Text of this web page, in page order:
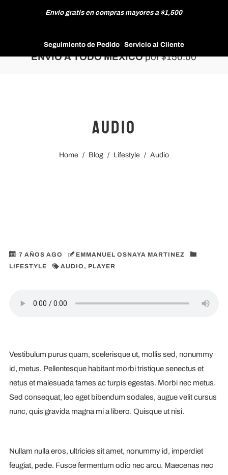
Envío gratis en compras mayores a $1,500
Seguimiento de Pedido Servicio al Cliente
TIENDAS
ENVÍO A TODO MÉXICOpor $150.00
Audio
Home / Blog / Lifestyle / Audio
7 AÑOS AGO
EMMANUEL OSNAYA MARTINEZ
LIFESTYLE
AUDIO , PLAYER
Vestibulum purus quam, scelerisque ut, mollis sed, nonummy
id, metus. Pellentesque habitant morbi tristique senectus et
netus et malesuada fames ac turpis egestas. Morbi nec metus.
Sed consequat, leo eget bibendum sodales, augue velit cursus
nunc, quis gravida magna mi a libero. Quisque ut nisi.
Nullam nulla eros, ultricies sit amet, nonummy id, imperdiet
feugiat, pede. Fusce fermentum odio nec arcu. Maecenas nec